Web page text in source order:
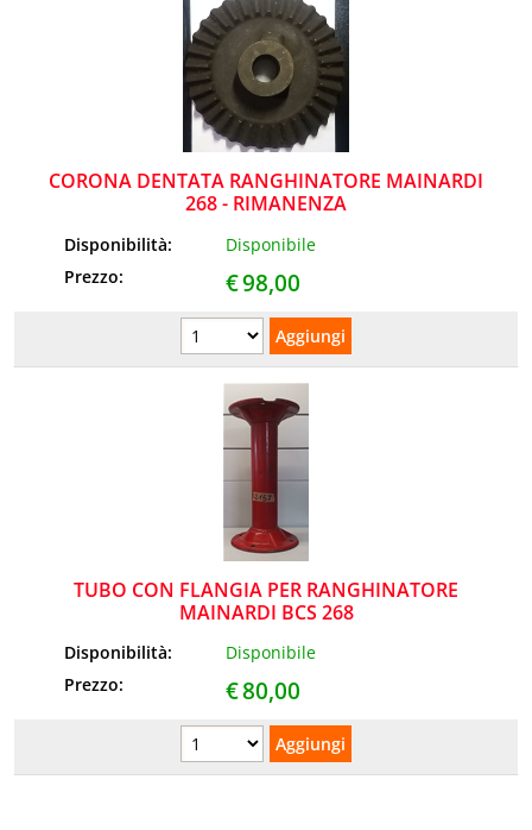
CORONA DENTATA RANGHINATORE MAINARDI
268 - RIMANENZA
Disponibilità:
Disponibile
Prezzo:
€98,00
TUBO CON FLANGIA PER RANGHINATORE
MAINARDI BCS 268
Disponibilità:
Disponibile
Prezzo:
€80,00